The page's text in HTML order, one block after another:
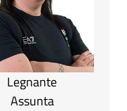
Legnante
Assunta